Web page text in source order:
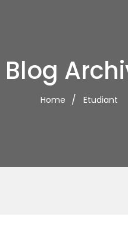
Blog
Home Etudiant